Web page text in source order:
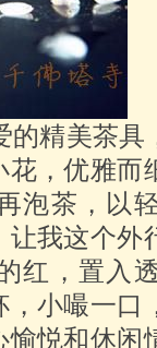
精美茶具
，优雅而
泡茶，以
我这个外
红，置入
，小嘬一口
悦和休闲